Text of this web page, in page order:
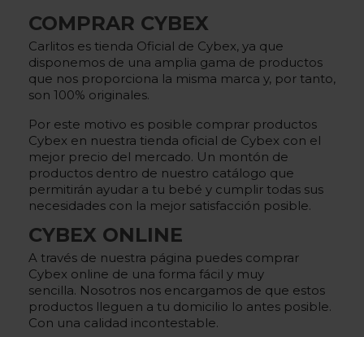
COMPRAR CYBEX
Carlitos es tienda Oficial de Cybex, ya que
disponemos de una amplia gama de productos
que nos proporciona la misma marca y, por tanto,
son 100% originales.
Por este motivo es posible comprar productos
Cybex en nuestra tienda oficial de Cybex con el
mejor precio del mercado. Un montón de
productos dentro de nuestro catálogo que
permitirán ayudar a tu bebé y cumplir todas sus
necesidades con la mejor satisfacción posible.
CYBEX ONLINE
A través de nuestra página puedes comprar
Cybex online de una forma fácil y muy
sencilla. Nosotros nos encargamos de que estos
productos lleguen a tu domicilio lo antes posible.
Con una calidad incontestable.